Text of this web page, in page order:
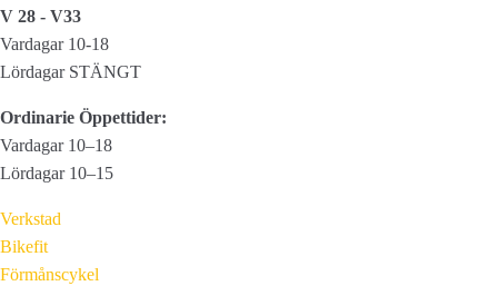
V 28 - V33
Vardagar 10-18
Lördagar STÄNGT
Ordinarie Öppettider:
Vardagar 10–18
Lördagar 10–15
Verkstad
Bikefit
Förmånscykel